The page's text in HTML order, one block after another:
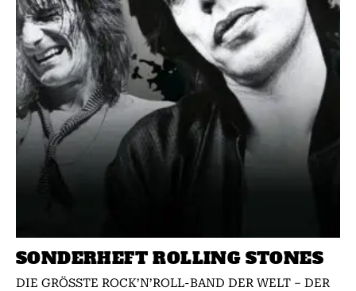
SONDERHEFT ROLLING STONES
DIE GRÖSSTE ROCK’N’ROLL-BAND DER WELT – DER